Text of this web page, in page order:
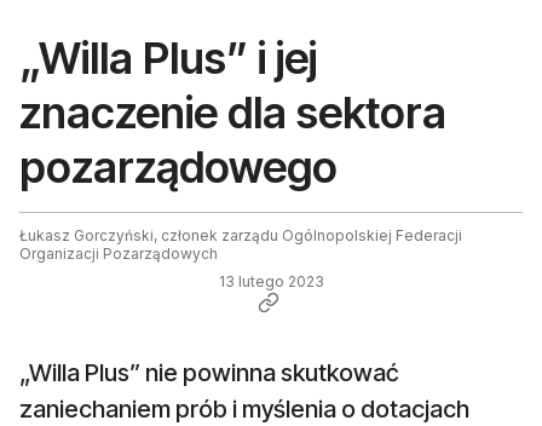
„Willa Plus” i jej
znaczenie dla sektora
pozarządowego
Łukasz Gorczyński, członek zarządu Ogólnopolskiej Federacji
Organizacji Pozarządowych
13 lutego 2023
„Willa Plus” nie powinna skutkować
zaniechaniem prób i myślenia o dotacjach